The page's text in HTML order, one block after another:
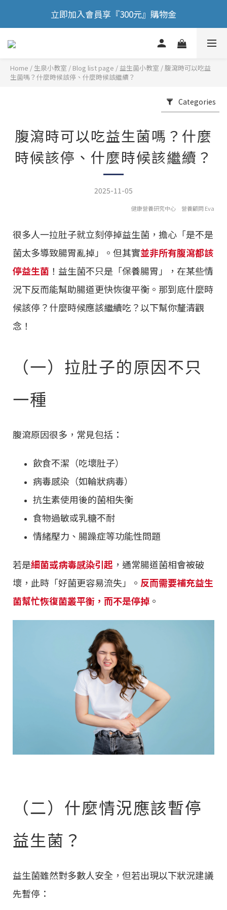
🎉 歡慶88節，滿額送膠原蛋白正貨！！
立即加入會員享『300元』購物金
🎉 歡慶88節，滿額送膠原蛋白正貨！！
Home / Blog list page /益生菌小教室 /腹瀉時可以吃益
生菌嗎？什麼時候該停、什麼時候該繼續？
Categories
腹瀉時可以吃益生菌嗎？什麼
時候該停、什麼時候該繼續？
2025-11-05
健康營養研究中心 營養顧問 Eva
很多人一拉肚子就立刻停掉益生菌，擔心「是不是
菌太多導致腸胃亂掉」。但其實並非所有腹瀉都該
停益生菌 ！益生菌不只是「保養腸胃」，在某些情
況下反而能幫助腸道更快恢復平衡。那到底什麼時
候該停？什麼時候應該繼續吃？以下幫你釐清觀
念！
（一）拉肚子的原因不只
一種
腹瀉原因很多，常見包括：
飲食不潔（吃壞肚子）
病毒感染（如輪狀病毒）
抗生素使用後的菌相失衡
食物過敏或乳糖不耐
情緒壓力、腸躁症等功能性問題
若是細菌或病毒感染引起 ，通常腸道菌相會被破
壞，此時「好菌更容易流失」。 反而需要補充益生
菌幫忙恢復菌叢平衡，而不是停掉 。
（二）什麼情況應該暫停
益生菌？
益生菌雖然對多數人安全，但若出現以下狀況建議
先暫停：